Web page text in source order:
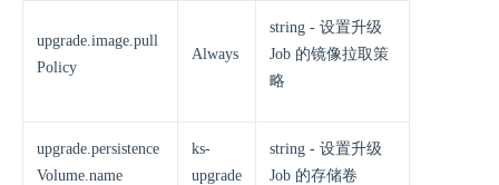
upgrade.image.pull
Policy
Always
string - 设置升级
Job 的镜像拉取策
略
upgrade.persistence
Volume.name
ks-
upgrade
string - 设置升级
Job 的存储卷